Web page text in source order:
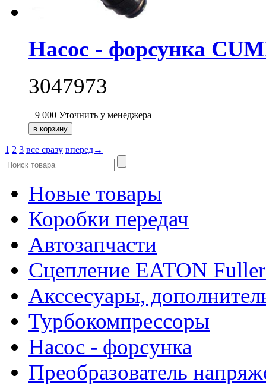
Насос - форсунка
3047973
9 000 Уточнить у менеджера
1 2 3 все сразу вперед→
Новые товары
Коробки передач
Автозапчасти
Сцепление EATON
Акссесуары,
Турбокомпрессоры
Насос - форсунка
Преобразователь